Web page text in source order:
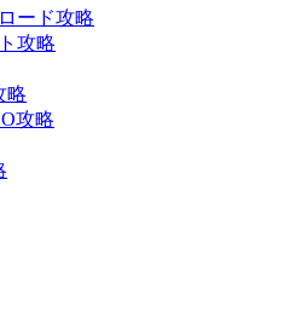
ード攻略
攻略
略
攻略